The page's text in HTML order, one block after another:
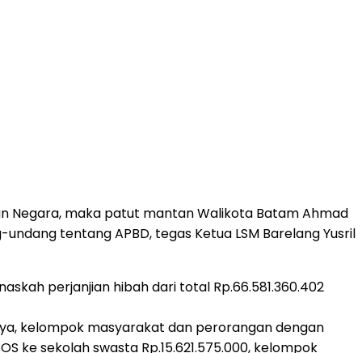
Negara, maka patut mantan Walikota Batam Ahmad
tentang APBD, tegas Ketua LSM Barelang Yusril
perjanjian hibah dari total Rp.66.581.360.402
kelompok masyarakat dan perorangan dengan
ke sekolah swasta Rp.15.621.575.000, kelompok